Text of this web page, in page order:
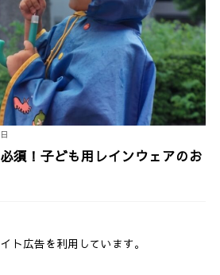
須！子ども用レインウェアのお
ト広告を利用しています。